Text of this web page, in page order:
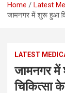
Home
Latest
जामनगर में शुरू हुआ
LATEST
जामनगर में
चिकित्सा